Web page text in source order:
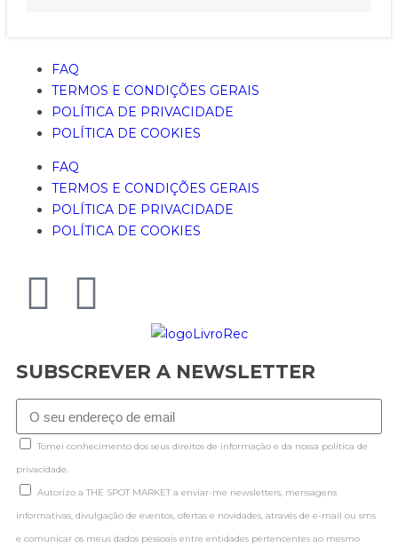
FAQ
TERMOS E CONDIÇÕES GERAIS
POLÍTICA DE PRIVACIDADE
POLÍTICA DE COOKIES
FAQ
TERMOS E CONDIÇÕES GERAIS
POLÍTICA DE PRIVACIDADE
POLÍTICA DE COOKIES
SUBSCREVER A NEWSLETTER
Tomei conhecimento dos seus direitos de informação e da nossa politica de
privacidade.
Autorizo a THE SPOT MARKET a enviar-me newsletters, mensagens
informativas, divulgação de eventos, ofertas e novidades, através de e-mail ou sms
e comunicar os meus dados pessoais entre entidades pertencentes ao mesmo